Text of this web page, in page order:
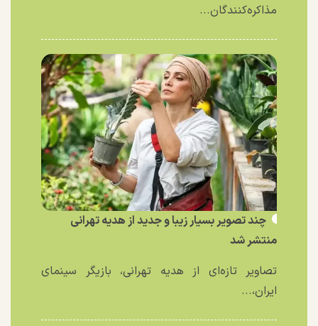
مذاکره‌کنندگان...
چند تصویر بسیار زیبا و جدید از هدیه تهرانی
منتشر شد
تصاویر تازه‌ای از هدیه تهرانی، بازیگر سینمای
ایران،...